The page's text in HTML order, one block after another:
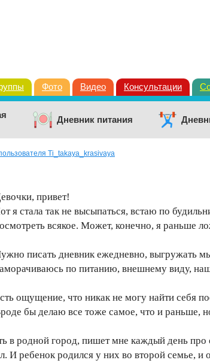
Фото Видео Консультации
Дневник питания
Ti_takaya_krasivaya
привет!
я стала так не высыпаться, встаю по
всякое. Может, конечно, я раньше
писать дневник ежедневно, выгружать
по питанию, внешнему виду,
ощущение, что никак не могу найти себя
бы делаю все тоже самое, что и раньше,
в родной город, пишет мне каждый день про
И ребенок родился у них во второй семье, и